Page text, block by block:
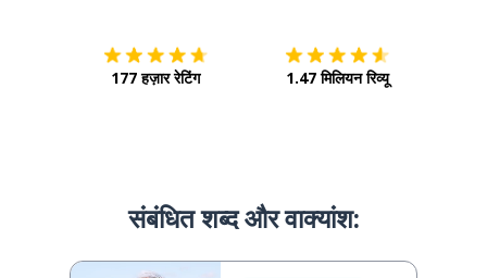
177 हज़ार रेटिंग 1.47 मिलियन रिव्यू
संबंधित शब्द और वाक्‍यांश: